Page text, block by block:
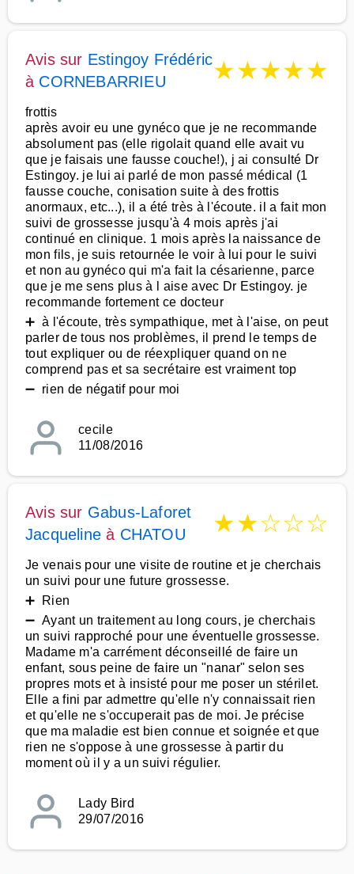
Avis sur Estingoy Frédéric
à CORNEBARRIEU ★★★★★
frottis
après avoir eu une gynéco que je ne recommande
absolument pas (elle rigolait quand elle avait vu
que je faisais une fausse couche!), j ai consulté Dr
Estingoy. je lui ai parlé de mon passé médical (1
fausse couche, conisation suite à des frottis
anormaux, etc...), il a été très à l'écoute. il a fait mon
suivi de grossesse jusqu'à 4 mois après j'ai
continué en clinique. 1 mois après la naissance de
mon fils, je suis retournée le voir à lui pour le suivi
et non au gynéco qui m'a fait la césarienne, parce
que je me sens plus à l aise avec Dr Estingoy. je
recommande fortement ce docteur
➕ à l'écoute, très sympathique, met à l'aise, on peut
parler de tous nos problèmes, il prend le temps de
tout expliquer ou de réexpliquer quand on ne
comprend pas et sa secrétaire est vraiment top
➖ rien de négatif pour moi
cecile
11/08/2016
Avis sur Gabus-Laforet
Jacqueline à CHATOU ★★☆☆☆
Je venais pour une visite de routine et je cherchais
un suivi pour une future grossesse.
➕ Rien
➖ Ayant un traitement au long cours, je cherchais
un suivi rapproché pour une éventuelle grossesse.
Madame m'a carrément déconseillé de faire un
enfant, sous peine de faire un "nanar" selon ses
propres mots et à insisté pour me poser un stérilet.
Elle a fini par admettre qu'elle n'y connaissait rien
et qu'elle ne s'occuperait pas de moi. Je précise
que ma maladie est bien connue et soignée et que
rien ne s'oppose à une grossesse à partir du
moment où il y a un suivi régulier.
Lady Bird
29/07/2016